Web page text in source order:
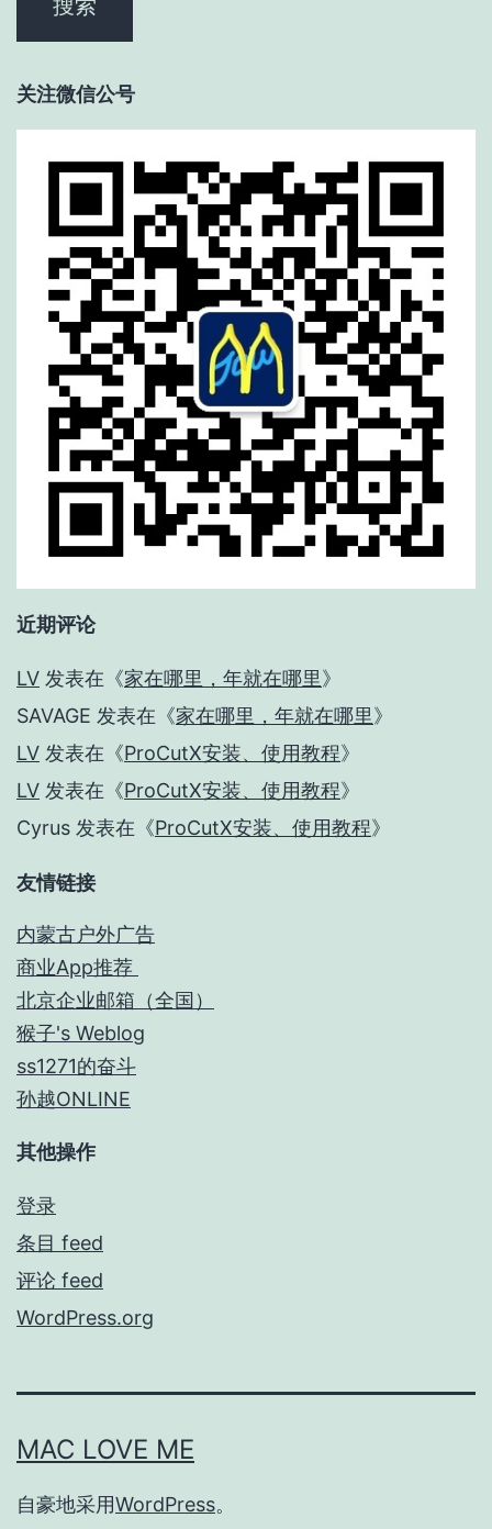
关注微信公号
近期评论
LV 发表在《家在哪里，年就在哪里》
SAVAGE 发表在《家在哪里，年就在哪里》
LV 发表在《ProCutX安装、使用教程》
LV 发表在《ProCutX安装、使用教程》
Cyrus 发表在《ProCutX安装、使用教程》
友情链接
内蒙古户外广告
商业App推荐
北京企业邮箱（全国）
猴子's Weblog
ss1271的奋斗
孙越ONLINE
其他操作
登录
条目 feed
评论 feed
WordPress.org
MAC LOVE ME
自豪地采用WordPress。